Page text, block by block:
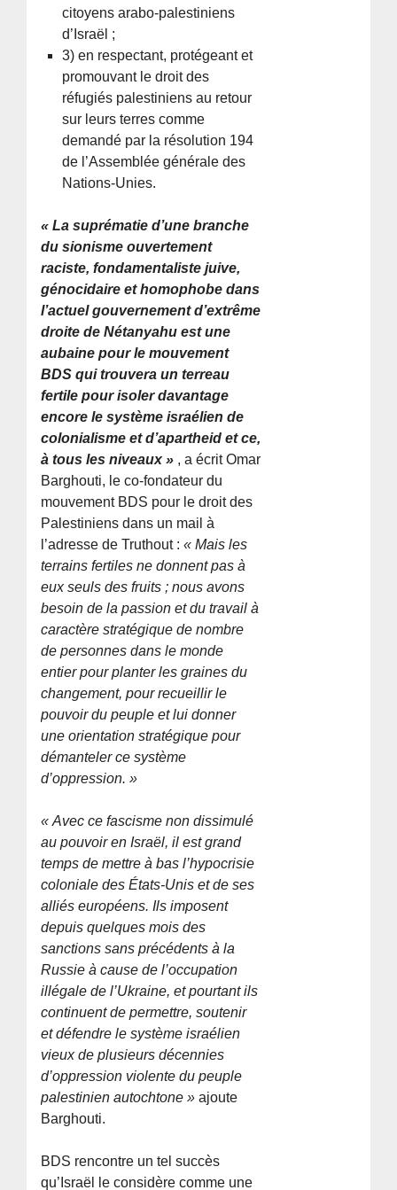
citoyens arabo-palestiniens
d’Israël ;
3) en respectant, protégeant et
promouvant le droit des
réfugiés palestiniens au retour
sur leurs terres comme
demandé par la résolution 194
de l’Assemblée générale des
Nations-Unies.
« La suprématie d’une branche
du sionisme ouvertement
raciste, fondamentaliste juive,
génocidaire et homophobe dans
l’actuel gouvernement d’extrême
droite de Nétanyahu est une
aubaine pour le mouvement
BDS qui trouvera un terreau
fertile pour isoler davantage
encore le système israélien de
colonialisme et d’apartheid et ce,
à tous les niveaux » , a écrit Omar
Barghouti, le co-fondateur du
mouvement BDS pour le droit des
Palestiniens dans un mail à
l’adresse de Truthout :« Mais les
terrains fertiles ne donnent pas à
eux seuls des fruits ; nous avons
besoin de la passion et du travail à
caractère stratégique de nombre
de personnes dans le monde
entier pour planter les graines du
changement, pour recueillir le
pouvoir du peuple et lui donner
une orientation stratégique pour
démanteler ce système
d’oppression. »
« Avec ce fascisme non dissimulé
au pouvoir en Israël, il est grand
temps de mettre à bas l’hypocrisie
coloniale des États-Unis et de ses
alliés européens. Ils imposent
depuis quelques mois des
sanctions sans précédents à la
Russie à cause de l’occupation
illégale de l’Ukraine, et pourtant ils
continuent de permettre, soutenir
et défendre le système israélien
vieux de plusieurs décennies
d’oppression violente du peuple
palestinien autochtone » ajoute
Barghouti.
BDS rencontre un tel succès
qu’Israël le considère comme une